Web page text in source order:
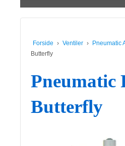
Forside › Ventiler › Pneumatic
Butterfly
Pneumatic
Butterfly